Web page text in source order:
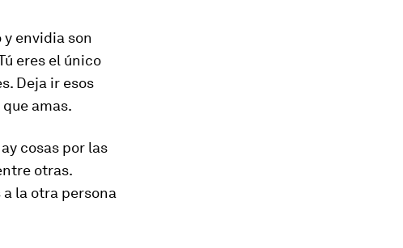
envidia son
eres el único
Deja ir esos
amas.
cosas por las
otras.
la otra persona